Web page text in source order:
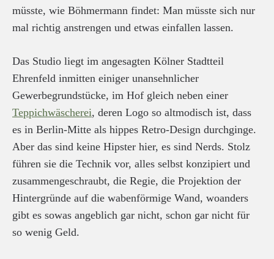
müsste, wie Böhmermann findet: Man müsste sich nur
mal richtig anstrengen und etwas einfallen lassen.
Das Studio liegt im angesagten Kölner Stadtteil
Ehrenfeld inmitten einiger unansehnlicher
Gewerbegrundstücke, im Hof gleich neben einer
Teppichwäscherei, deren Logo so altmodisch ist, dass
es in Berlin-Mitte als hippes Retro-Design durchginge.
Aber das sind keine Hipster hier, es sind Nerds. Stolz
führen sie die Technik vor, alles selbst konzipiert und
zusammengeschraubt, die Regie, die Projektion der
Hintergründe auf die wabenförmige Wand, woanders
gibt es sowas angeblich gar nicht, schon gar nicht für
so wenig Geld.